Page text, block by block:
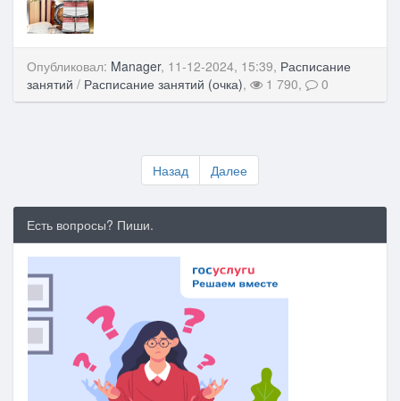
Опубликовал: Manager, 11-12-2024, 15:39, Расписание
занятий / Расписание занятий (очка), 1 790, 0
Назад Далее
Есть вопросы? Пиши.